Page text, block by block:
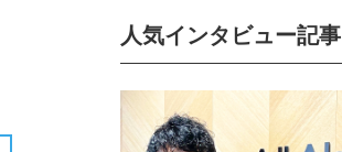
人気インタビュー記事